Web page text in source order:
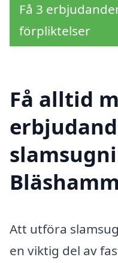
Få 3
förpliktelser
Få alltid
Att utföra
en viktig del av